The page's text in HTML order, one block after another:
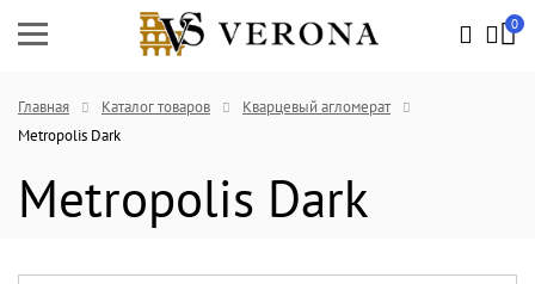
0
Главная Каталог товаров
Кварцевый агломерат
Metropolis Dark
Metropolis Dark